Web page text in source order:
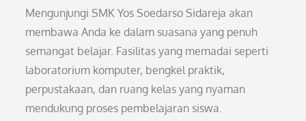
Mengunjungi SMK Yos Soedarso Sidareja akan
membawa Anda ke dalam suasana yang penuh
semangat belajar. Fasilitas yang memadai seperti
laboratorium komputer, bengkel praktik,
perpustakaan, dan ruang kelas yang nyaman
mendukung proses pembelajaran siswa.